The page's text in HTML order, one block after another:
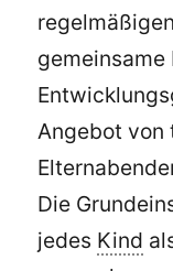
gemeinsame
Angebot von
Die
jedes Kind